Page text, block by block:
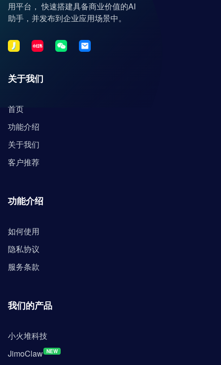
用平台， 快速搭建具备商业价值的AI
助手，并发布到企业应用场景中。
关于我们
首页
功能介绍
关于我们
客户推荐
功能介绍
如何使用
隐私协议
服务条款
我们的产品
小火堆科技
JimoClaw NEW